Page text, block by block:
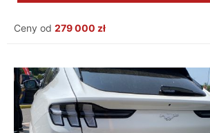
Ceny od 279 000 zł